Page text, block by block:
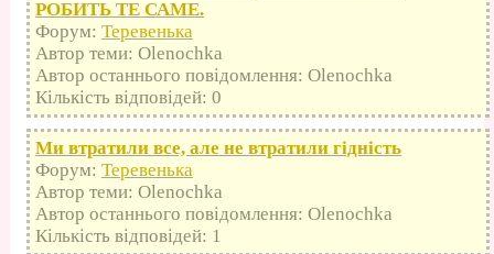
РОБИТЬ ТЕ САМЕ.
Форум: Теревенька
Автор теми: Olenochka
Автор останнього повідомлення: Olenochka
Кількість відповідей: 0
Ми втратили все, але не втратили гідність
Форум: Теревенька
Автор теми: Olenochka
Автор останнього повідомлення: Olenochka
Кількість відповідей: 1